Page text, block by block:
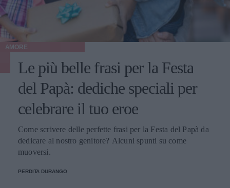
AMORE
Le più belle frasi per la Festa
del Papà: dediche speciali per
celebrare il tuo eroe
Come scrivere delle perfette frasi per la Festa del Papà da
dedicare al nostro genitore? Alcuni spunti su come
muoversi.
PERDITA DURANGO